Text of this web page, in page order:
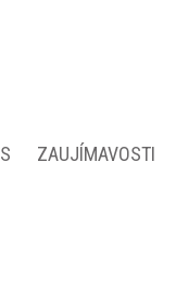
ZAUJÍMAVOSTI